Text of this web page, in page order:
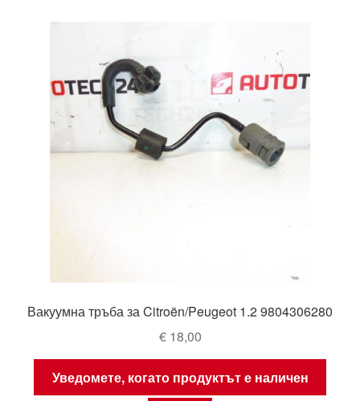
Вакуумна тръба за Citroën/Peugeot 1.2 9804306280
€18,00
Уведомете, когато продуктът е наличен